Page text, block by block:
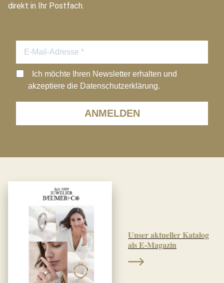
direkt in Ihr Postfach.
ANMELDEN
Ich möchte Ihren Newsletter erhalten und
akzeptiere die Datenschutzerklärung.
Unser aktueller Katalog
als E-Magazin